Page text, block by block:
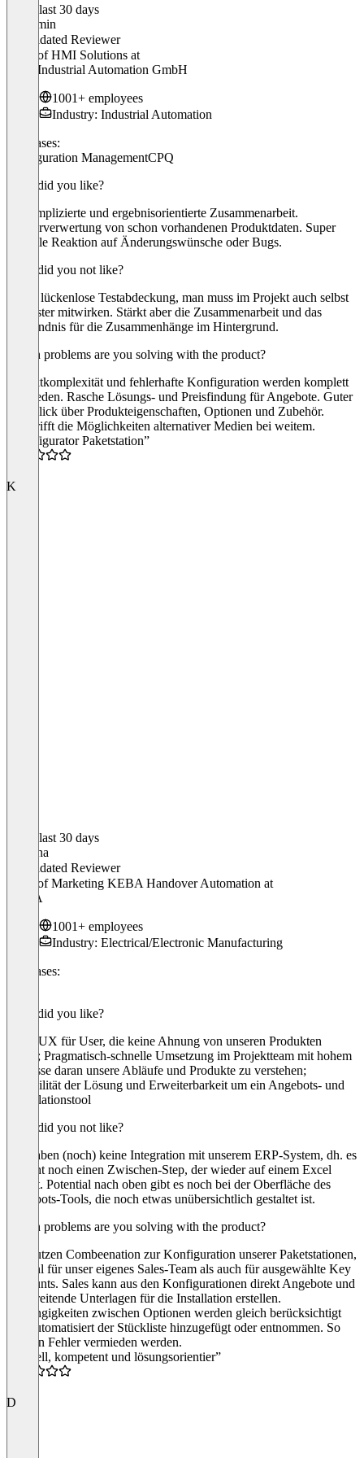
In the last 30 days
Benjamin
Validated Reviewer
Head of HMI Solutions at
Keba Industrial Automation GmbH
1001+ employees
Industry: Industrial Automation
Use cases:
Configuration ManagementCPQ
What did you like?
Unkomplizierte und ergebnisorientierte Zusammenarbeit.
Wiederverwertung von schon vorhandenen Produktdaten. Super
schnelle Reaktion auf Änderungswünsche oder Bugs.
What did you not like?
Keine lückenlose Testabdeckung, man muss im Projekt auch selbst
als Tester mitwirken. Stärkt aber die Zusammenarbeit und das
Verständnis für die Zusammenhänge im Hintergrund.
Which problems are you solving with the product?
Projektkomplexität und fehlerhafte Konfiguration werden komplett
vermieden. Rasche Lösungs- und Preisfindung für Angebote. Guter
Überblick über Produkteigenschaften, Optionen und Zubehör.
Übertrifft die Möglichkeiten alternativer Medien bei weitem.
“Konfigurator Paketstation”
K
In the last 30 days
Korinna
Validated Reviewer
Head of Marketing KEBA Handover Automation at
KEBA
1001+ employees
Industry: Electrical/Electronic Manufacturing
Use cases:
What did you like?
Hohe UX für User, die keine Ahnung von unseren Produkten
haben; Pragmatisch-schnelle Umsetzung im Projektteam mit hohem
Interesse daran unsere Abläufe und Produkte zu verstehen;
Flexibilität der Lösung und Erweiterbarkeit um ein Angebots- und
Kalkulationstool
What did you not like?
Wir haben (noch) keine Integration mit unserem ERP-System, dh. es
braucht noch einen Zwischen-Step, der wieder auf einem Excel
basiert. Potential nach oben gibt es noch bei der Oberfläche des
Angebots-Tools, die noch etwas unübersichtlich gestaltet ist.
Which problems are you solving with the product?
Wir nutzen Combeenation zur Konfiguration unserer Paketstationen,
sowohl für unser eigenes Sales-Team als auch für ausgewählte Key
Accounts. Sales kann aus den Konfigurationen direkt Angebote und
vorbereitende Unterlagen für die Installation erstellen.
Abhängigkeiten zwischen Optionen werden gleich berücksichtigt
und automatisiert der Stückliste hinzugefügt oder entnommen. So
können Fehler vermieden werden.
“schnell, kompetent und lösungsorientier”
D